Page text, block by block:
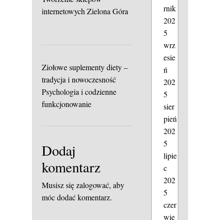
internetowych Zielona Góra
Ziołowe suplementy diety –
tradycja i nowoczesność
Psychologia i codzienne
funkcjonowanie
Dodaj
komentarz
Musisz sięzalogować, aby
móc dodać komentarz.
rnik
202
5
wrz
esie
ń
202
5
sier
pień
202
5
lipie
c
202
5
czer
wie